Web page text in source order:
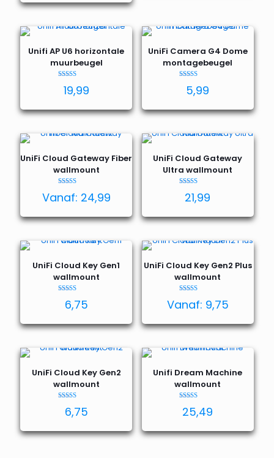
Unifi AP U6 horizontale
muurbeugel
4.00
uit 5
19,99
UniFi Camera G4 Dome
montagebeugel
5.00
uit 5
5,99
UniFi Cloud Gateway Fiber
wallmount
4.92
Vanaf: 24,99
UniFi Cloud Gateway
Ultra wallmount
4.92
uit 5
21,99
UniFi Cloud Key Gen1
wallmount
5.00
uit 5
6,75
UniFi Cloud Key Gen2 Plus
wallmount
4.95
Vanaf: 9,75
UniFi Cloud Key Gen2
wallmount
4.43
uit 5
6,75
Unifi Dream Machine
wallmount
5.00
uit 5
25,49